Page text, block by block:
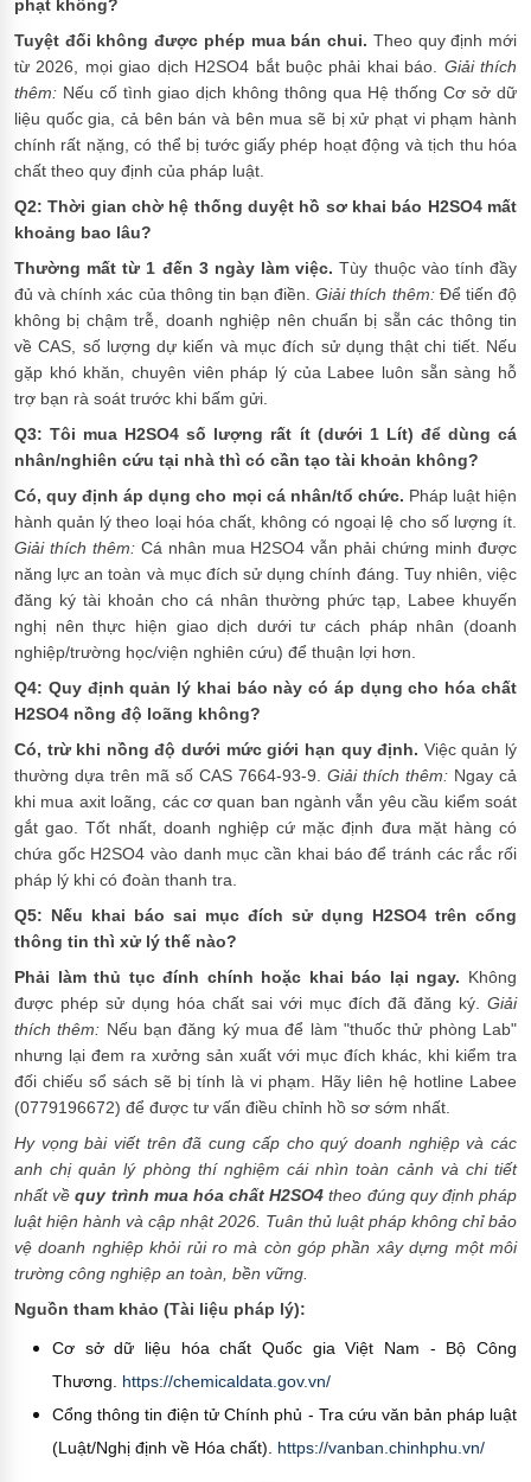
phạt không?
Tuyệt đối không được phép mua bán chui. Theo quy định mới
từ 2026, mọi giao dịch H2SO4 bắt buộc phải khai báo. Giải thích
thêm: Nếu cố tình giao dịch không thông qua Hệ thống Cơ sở dữ
liệu quốc gia, cả bên bán và bên mua sẽ bị xử phạt vi phạm hành
chính rất nặng, có thể bị tước giấy phép hoạt động và tịch thu hóa
chất theo quy định của pháp luật.
Q2: Thời gian chờ hệ thống duyệt hồ sơ khai báo H2SO4 mất
khoảng bao lâu?
Thường mất từ 1 đến 3 ngày làm việc. Tùy thuộc vào tính đầy
đủ và chính xác của thông tin bạn điền.Giải thích thêm:Để tiến độ
không bị chậm trễ, doanh nghiệp nên chuẩn bị sẵn các thông tin
về CAS, số lượng dự kiến và mục đích sử dụng thật chi tiết. Nếu
gặp khó khăn, chuyên viên pháp lý của Labee luôn sẵn sàng hỗ
trợ bạn rà soát trước khi bấm gửi.
Q3: Tôi mua H2SO4 số lượng rất ít (dưới 1 Lít) để dùng cá
nhân/nghiên cứu tại nhà thì có cần tạo tài khoản không?
Có, quy định áp dụng cho mọi cá nhân/tổ chức. Pháp luật hiện
hành quản lý theo loại hóa chất, không có ngoại lệ cho số lượng ít.
Giải thích thêm:Cá nhân mua H2SO4 vẫn phải chứng minh được
năng lực an toàn và mục đích sử dụng chính đáng. Tuy nhiên, việc
đăng ký tài khoản cho cá nhân thường phức tạp, Labee khuyến
nghị nên thực hiện giao dịch dưới tư cách pháp nhân (doanh
nghiệp/trường học/viện nghiên cứu) để thuận lợi hơn.
Q4: Quy định quản lý khai báo này có áp dụng cho hóa chất
H2SO4 nồng độ loãng không?
Có, trừ khi nồng độ dưới mức giới hạn quy định. Việc quản lý
thường dựa trên mã số CAS 7664-93-9. Giải thích thêm: Ngay cả
khi mua axit loãng, các cơ quan ban ngành vẫn yêu cầu kiểm soát
gắt gao. Tốt nhất, doanh nghiệp cứ mặc định đưa mặt hàng có
chứa gốc H2SO4 vào danh mục cần khai báo để tránh các rắc rối
pháp lý khi có đoàn thanh tra.
Q5: Nếu khai báo sai mục đích sử dụng H2SO4 trên cổng
thông tin thì xử lý thế nào?
Phải làm thủ tục đính chính hoặc khai báo lại ngay. Không
được phép sử dụng hóa chất sai với mục đích đã đăng ký. Giải
thích thêm: Nếu bạn đăng ký mua để làm "thuốc thử phòng Lab"
nhưng lại đem ra xưởng sản xuất với mục đích khác, khi kiểm tra
đối chiếu sổ sách sẽ bị tính là vi phạm. Hãy liên hệ hotline Labee
(0779196672) để được tư vấn điều chỉnh hồ sơ sớm nhất.
Hy vọng bài viết trên đã cung cấp cho quý doanh nghiệp và các
anh chị quản lý phòng thí nghiệm cái nhìn toàn cảnh và chi tiết
nhất vềquy trình mua hóa chất H2SO4 theo đúng quy định pháp
luật hiện hành và cập nhật 2026. Tuân thủ luật pháp không chỉ bảo
vệ doanh nghiệp khỏi rủi ro mà còn góp phần xây dựng một môi
trường công nghiệp an toàn, bền vững.
Nguồn tham khảo (Tài liệu pháp lý):
Cơ sở dữ liệu hóa chất Quốc gia Việt Nam - Bộ Công
Thương. https://chemicaldata.gov.vn/
Cổng thông tin điện tử Chính phủ - Tra cứu văn bản pháp luật
(Luật/Nghị định về Hóa chất). https://vanban.chinhphu.vn/